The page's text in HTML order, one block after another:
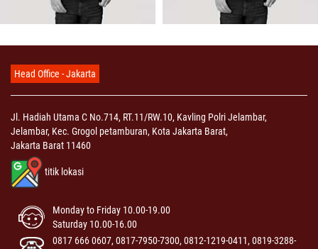
Head Office - Jakarta
Jl. Hadiah Utama C No.714, RT.11/RW.10, Kavling Polri Jelambar,
Jelambar, Kec. Grogol petamburan, Kota Jakarta Barat,
Jakarta Barat 11460
titik lokasi
Monday to Friday 10.00-19.00
Saturday 10.00-16.00
0817 666 0607, 0817-7950-7300, 0812-1219-0411, 0819-3288-